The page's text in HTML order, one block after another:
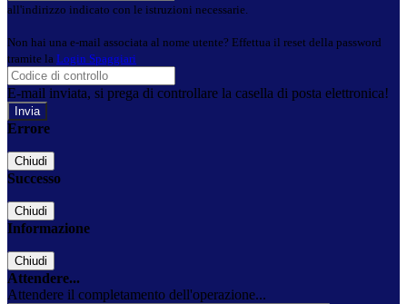
all'indirizzo indicato con le istruzioni necessarie.
Non hai una e-mail associata al nome utente? Effettua il reset della password
tramite la Login Spaggiari
E-mail inviata, si prega di controllare la casella di posta elettronica!
Errore
Chiudi
Successo
Chiudi
Informazione
Chiudi
Attendere...
Attendere il completamento dell'operazione...